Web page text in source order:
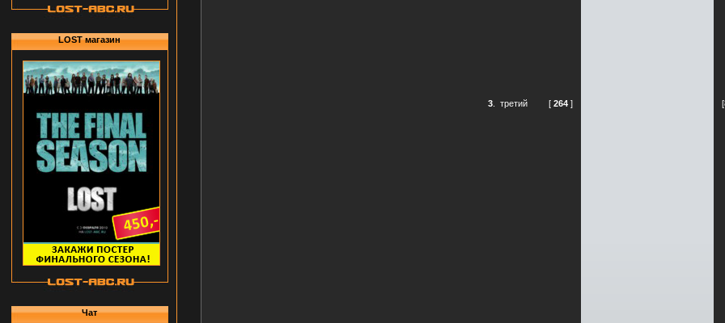
LOST магазин
Чат
3 третий [ 264 ]